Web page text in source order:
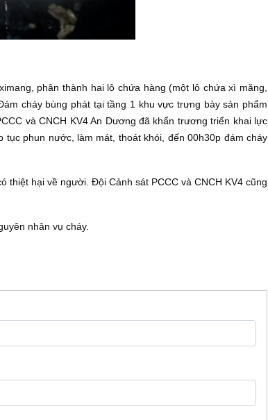
phân thành hai lô chứa hàng (một lô chứa xì măng,
cháy bùng phát tại tầng 1 khu vực trưng bày sản phẩm
và CNCH KV4 An Dương đã khẩn trương triển khai lực
phun nước, làm mát, thoát khói, đến 00h30p đám cháy
thiệt hại về người. Đội Cảnh sát PCCC và CNCH KV4 cũng
nhân vụ cháy.